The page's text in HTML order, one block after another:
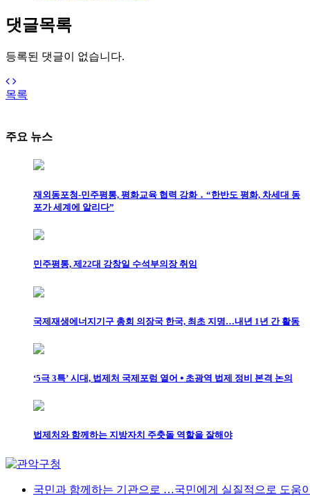
댓글목록
등록된 댓글이 없습니다.
목록
주요 뉴스
재외동포청-민주평통, 평화교육 협력 강화 ․ “한반도 평화, 차세대 동
포가 세계에 알리다”
민주평통, 제22대 강창일 수석부의장 취임
국제재생에너지기구 총회 의장국 한국, 최초 지명…내년 1년 간 활동
‘5극 3특’ 시대, 법제처 국제포럼 열어 ⦁ 초광역 법제 정비 본격 논의
법제처와 함께하는 지방자치 주춧돌 역할을 잘해야
국민과 함께하는 기관으로 …국민에게 실질적으로 도움